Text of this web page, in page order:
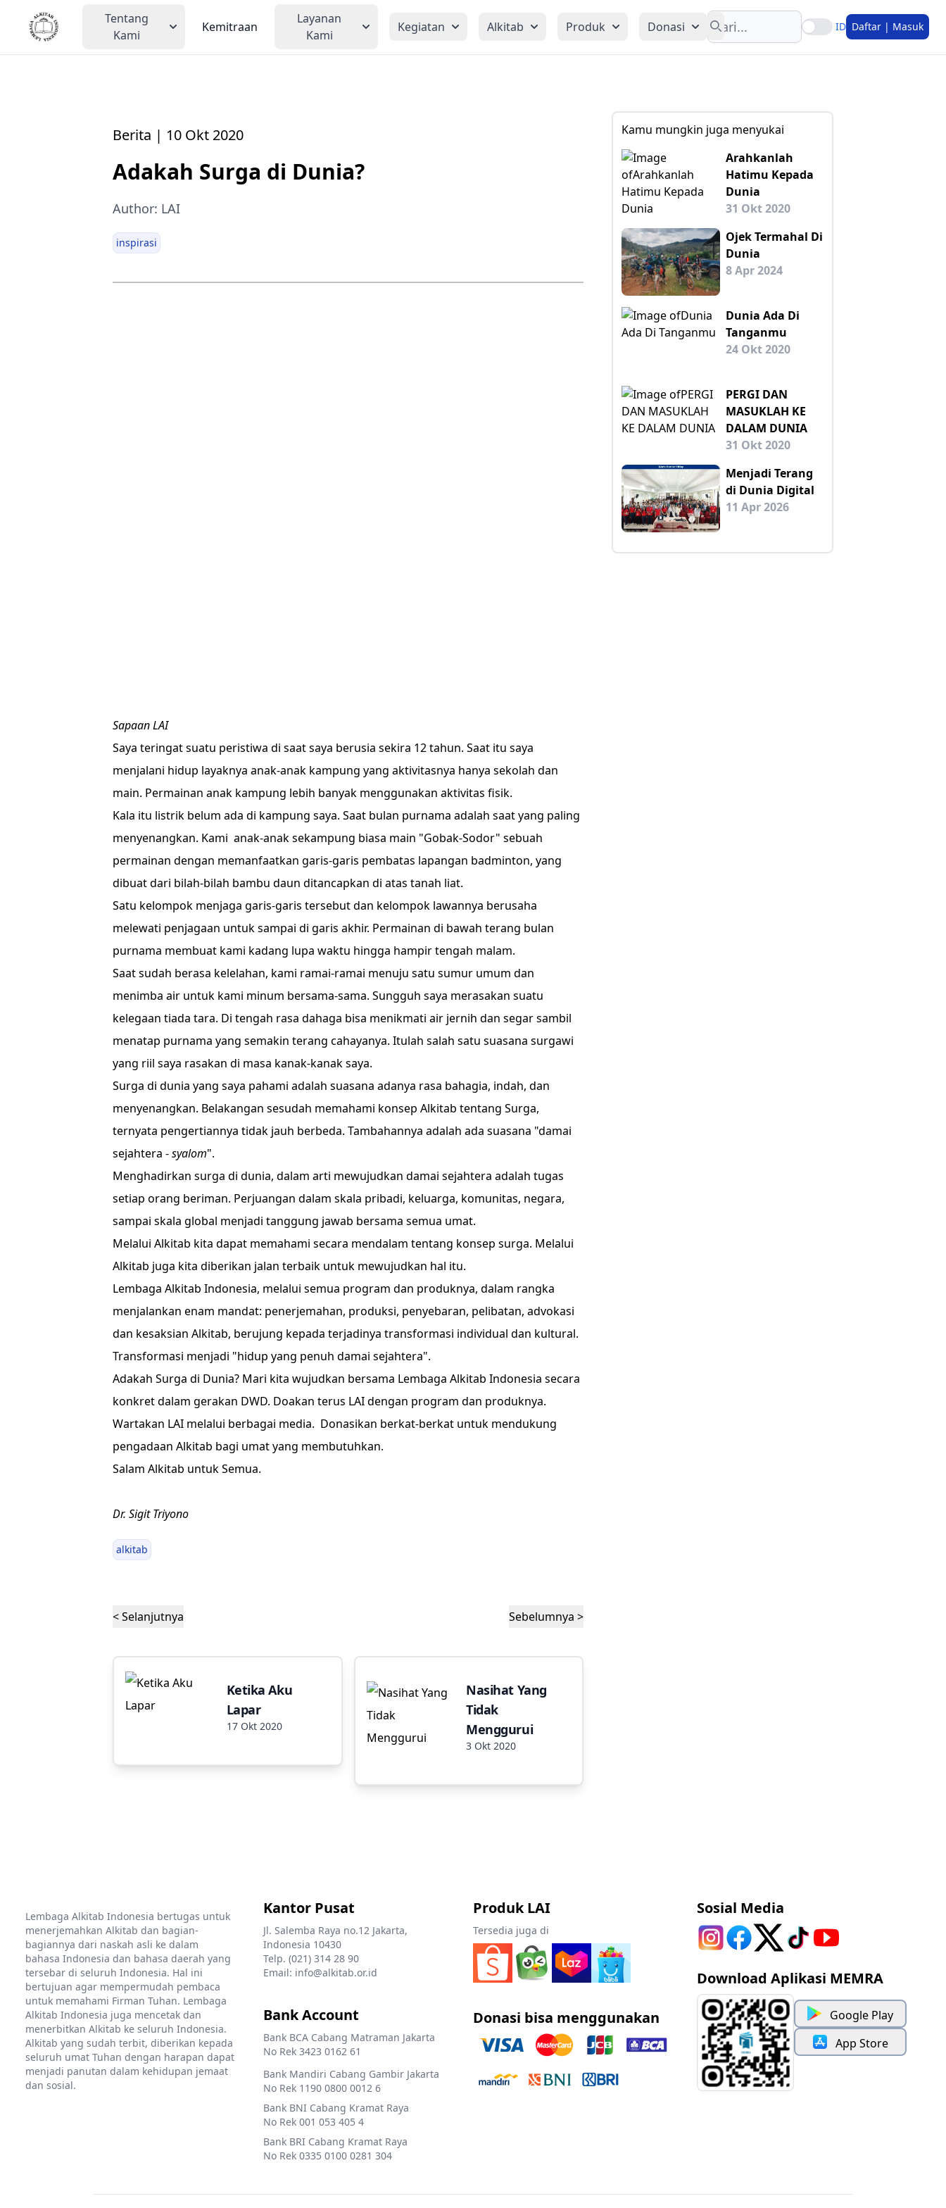
Tentang
Kami
Kemitraan
Layanan
Kami
Kegiatan Alkitab Produk Donasi
Search
ID Daftar | Masuk
Berita | 10 Okt 2020
Adakah Surga di Dunia?
Author: LAI
inspirasi
Sapaan LAI
Saya teringat suatu peristiwa di saat saya berusia sekira 12 tahun. Saat itu saya
menjalani hidup layaknya anak-anak kampung yang aktivitasnya hanya sekolah dan
main. Permainan anak kampung lebih banyak menggunakan aktivitas fisik.
Kala itu listrik belum ada di kampung saya. Saat bulan purnama adalah saat yang paling
menyenangkan. Kami anak-anak sekampung biasa main "Gobak-Sodor" sebuah
permainan dengan memanfaatkan garis-garis pembatas lapangan badminton, yang
dibuat dari bilah-bilah bambu daun ditancapkan di atas tanah liat.
Satu kelompok menjaga garis-garis tersebut dan kelompok lawannya berusaha
melewati penjagaan untuk sampai di garis akhir. Permainan di bawah terang bulan
purnama membuat kami kadang lupa waktu hingga hampir tengah malam.
Saat sudah berasa kelelahan, kami ramai-ramai menuju satu sumur umum dan
menimba air untuk kami minum bersama-sama. Sungguh saya merasakan suatu
kelegaan tiada tara. Di tengah rasa dahaga bisa menikmati air jernih dan segar sambil
menatap purnama yang semakin terang cahayanya. Itulah salah satu suasana surgawi
yang riil saya rasakan di masa kanak-kanak saya.
Surga di dunia yang saya pahami adalah suasana adanya rasa bahagia, indah, dan
menyenangkan. Belakangan sesudah memahami konsep Alkitab tentang Surga,
ternyata pengertiannya tidak jauh berbeda. Tambahannya adalah ada suasana "damai
sejahtera -syalom".
Menghadirkan surga di dunia, dalam arti mewujudkan damai sejahtera adalah tugas
setiap orang beriman. Perjuangan dalam skala pribadi, keluarga, komunitas, negara,
sampai skala global menjadi tanggung jawab bersama semua umat.
Melalui Alkitab kita dapat memahami secara mendalam tentang konsep surga. Melalui
Alkitab juga kita diberikan jalan terbaik untuk mewujudkan hal itu.
Lembaga Alkitab Indonesia, melalui semua program dan produknya, dalam rangka
menjalankan enam mandat: penerjemahan, produksi, penyebaran, pelibatan, advokasi
dan kesaksian Alkitab, berujung kepada terjadinya transformasi individual dan kultural.
Transformasi menjadi "hidup yang penuh damai sejahtera".
Adakah Surga di Dunia? Mari kita wujudkan bersama Lembaga Alkitab Indonesia secara
konkret dalam gerakan DWD. Doakan terus LAI dengan program dan produknya.
Wartakan LAI melalui berbagai media. Donasikan berkat-berkat untuk mendukung
pengadaan Alkitab bagi umat yang membutuhkan.
Salam Alkitab untuk Semua.
Dr. Sigit Triyono
alkitab
< Selanjutnya Sebelumnya >
Ketika Aku
Lapar
17 Okt 2020
Nasihat Yang
Tidak
Menggurui
3 Okt 2020
Kamu mungkin juga menyukai
Arahkanlah
Hatimu Kepada
Dunia
31 Okt 2020
Ojek Termahal Di
Dunia
8 Apr 2024
Dunia Ada Di
Tanganmu
24 Okt 2020
PERGI DAN
MASUKLAH KE
DALAM DUNIA
31 Okt 2020
Menjadi Terang
di Dunia Digital
11 Apr 2026
Lembaga Alkitab Indonesia bertugas untuk
menerjemahkan Alkitab dan bagian-
bagiannya dari naskah asli ke dalam
bahasa Indonesia dan bahasa daerah yang
tersebar di seluruh Indonesia. Hal ini
bertujuan agar mempermudah pembaca
untuk memahami Firman Tuhan. Lembaga
Alkitab Indonesia juga mencetak dan
menerbitkan Alkitab ke seluruh Indonesia.
Alkitab yang sudah terbit, diberikan kepada
seluruh umat Tuhan dengan harapan dapat
menjadi panutan dalam kehidupan jemaat
dan sosial.
Kantor Pusat
Jl. Salemba Raya no.12 Jakarta,
Indonesia 10430
Telp. (021) 314 28 90
Email: info@alkitab.or.id
Bank Account
Bank BCA Cabang Matraman Jakarta
No Rek 3423 0162 61
Bank Mandiri Cabang Gambir Jakarta
No Rek 1190 0800 0012 6
Bank BNI Cabang Kramat Raya
No Rek 001 053 405 4
Bank BRI Cabang Kramat Raya
No Rek 0335 0100 0281 304
Produk LAI
Tersedia juga di
Donasi bisa menggunakan
Sosial Media
Download Aplikasi MEMRA
Google Play
App Store